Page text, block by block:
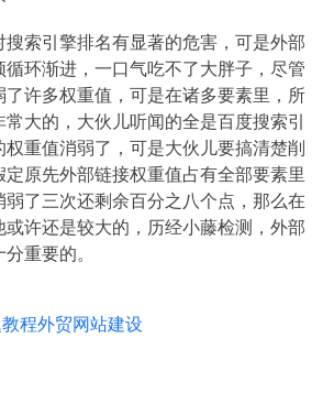
搜索引擎排名有显著的危害，可是外部
循环渐进，一口气吃不了大胖子，尽管
了许多权重值，可是在诸多要素里，所
大的，大伙儿听闻的全是百度搜索引
重值消弱了，可是大伙儿要搞清楚削
定原先外部链接权重值占有全部要素里
弱了三次还剩余百分之八个点，那么在
或许还是较大的，历经小藤检测，外部
重要的。
程外贸网站建设